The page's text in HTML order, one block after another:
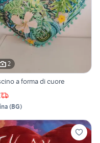
2
a forma di cuore
(BG)